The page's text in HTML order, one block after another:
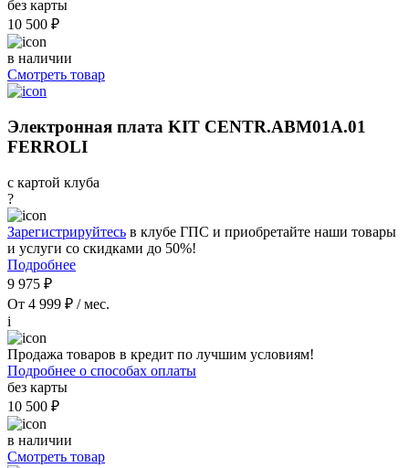
без карты
10 500 ₽
в наличии
Смотреть товар
Электронная плата KIT CENTR.ABM01A.01
FERROLI
с картой клуба
?
Зарегистрируйтесь в клубе ГПС и приобретайте наши товары
и услуги со скидками до 50%!
Подробнее
9 975 ₽
От 4 999 ₽ / мес.
i
Продажа товаров в кредит по лучшим условиям!
Подробнее о способах оплаты
без карты
10 500 ₽
в наличии
Смотреть товар